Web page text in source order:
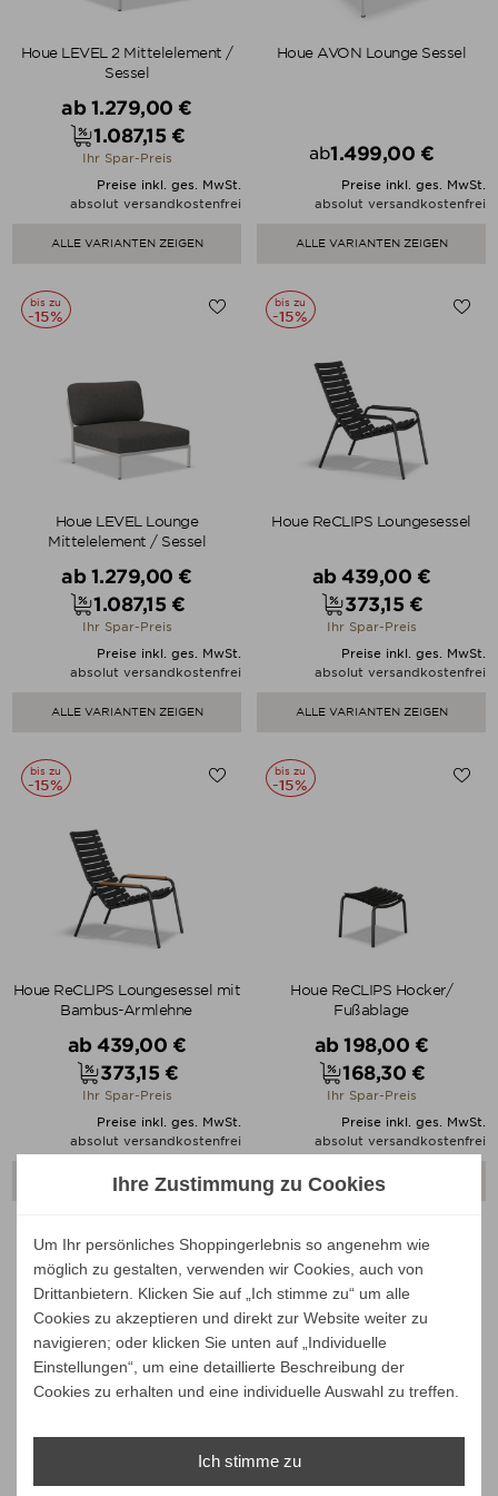
Houe LEVEL 2 Mittelelement /
Sessel
Verkaufspreis
ab 1.279,00 €
Preis
1.087,15 €
Ihr Spar-Preis
Preise inkl. ges. MwSt.
absolut versandkostenfrei
ALLE VARIANTEN ZEIGEN
Houe AVON Lounge Sessel
ab
Preis
1.499,00 €
Preise inkl. ges. MwSt.
absolut versandkostenfrei
ALLE VARIANTEN ZEIGEN
bis zu
-15%
Houe LEVEL Lounge
Mittelelement / Sessel
Verkaufspreis
ab 1.279,00 €
Preis
1.087,15 €
Ihr Spar-Preis
Preise inkl. ges. MwSt.
absolut versandkostenfrei
ALLE VARIANTEN ZEIGEN
bis zu
-15%
Houe ReCLIPS Loungesessel
Verkaufspreis
ab 439,00 €
Preis
373,15 €
Ihr Spar-Preis
Preise inkl. ges. MwSt.
absolut versandkostenfrei
ALLE VARIANTEN ZEIGEN
bis zu
-15%
Houe ReCLIPS Loungesessel mit
Bambus-Armlehne
Verkaufspreis
ab 439,00 €
Preis
373,15 €
Ihr Spar-Preis
Preise inkl. ges. MwSt.
absolut versandkostenfrei
ALLE VARIANTEN ZEIGEN
bis zu
-15%
Houe ReCLIPS Hocker/
Fußablage
Verkaufspreis
ab 198,00 €
Preis
168,30 €
Ihr Spar-Preis
Preise inkl. ges. MwSt.
absolut versandkostenfrei
ALLE VARIANTEN ZEIGEN
bis zu
-15%
Houe ReCLIPS Schaukelstuhl
bis zu
-15%
Houe ReCLIPS Schaukelstuhl
Ihre Zustimmung zu Cookies
Um Ihr persönliches Shoppingerlebnis so angenehm wie
möglich zu gestalten, verwenden wir Cookies, auch von
Drittanbietern. Klicken Sie auf „Ich stimme zu“ um alle
Cookies zu akzeptieren und direkt zur Website weiter zu
navigieren; oder klicken Sie unten auf „Individuelle
Einstellungen“, um eine detaillierte Beschreibung der
Cookies zu erhalten und eine individuelle Auswahl zu treffen.
Ich stimme zu